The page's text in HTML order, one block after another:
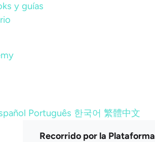
y guías
Português 한국어 繁體中文
Recorrido por la Plataforma